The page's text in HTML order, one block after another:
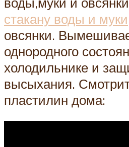
стакану воды и муки
овсянки.
однородного
холодильнике и
высыхания.
пластилин дома: